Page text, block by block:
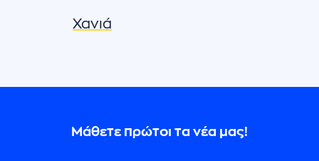
Χανιά
Μάθετε πρώτοι τα νέα μας!